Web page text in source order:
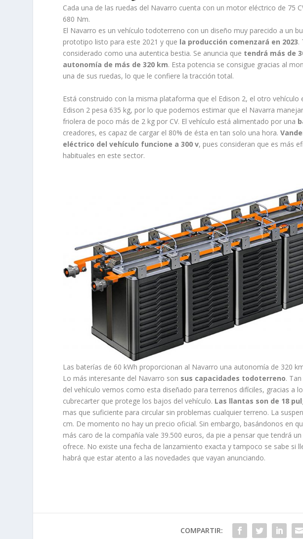
Cada una de las ruedas del Navarro cuenta con un motor eléctrico de 75
680 Nm.
El Navarro es un vehículo todoterreno con un diseño muy parecido a un
prototipo listo para este 2021 y que la producción comenzará en 2023.
considerado como una autentica bestia. Se anuncia que tendrá más de
autonomía de más de 320 km. Esta potencia se consigue gracias al
una de sus ruedas, lo que le confiere la tracción total.
Está construido con la misma plataforma que el Edison 2, el otro vehículo
Edison 2 pesa 635 kg, por lo que podemos estimar que el Navarra
friolera de poco más de 2 kg por CV. El vehículo está alimentado por una
creadores, es capaz de cargar el 80% de ésta en tan solo una hora.
eléctrico del vehículo funcione a 300 v, pues consideran que es más
habituales en este sector.
Las baterías de 60 kWh proporcionan al Navarro una autonomía de 320
Lo más interesante del Navarro son sus capacidades todoterreno.
del vehículo vemos como esta diseñado para terrenos difíciles, gracias a
cubrecarter que protege los bajos del vehículo. Las llantas son de 18
mas que suficiente para circular sin problemas cualquier terreno. La
cm. De momento no hay un precio oficial. Sin embargo, basándonos en
más caro de la compañía vale 39.500 euros, da pie a pensar que tendrá
ofrece. No existe una fecha de lanzamiento exacta y tampoco se sabe si
habrá que estar atento a las novedades que vayan anunciando.
COMPARTIR: